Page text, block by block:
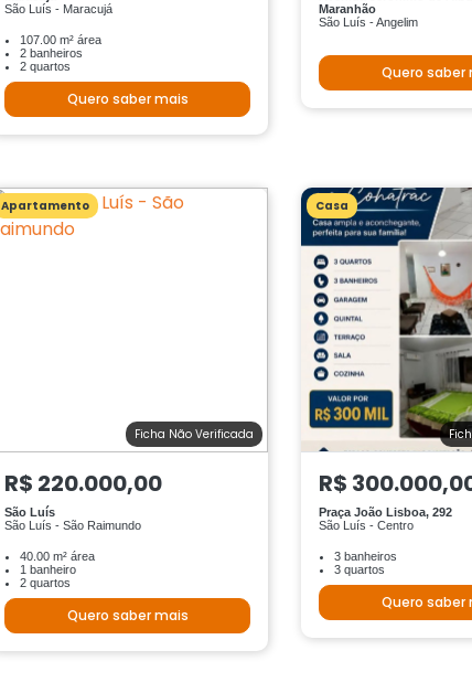
São Luís - Maracujá
107.00 m² área
2 banheiros
2 quartos
Quero saber mais
Maranhão
São Luís - Angelim
Quero saber
Apartamento
Ficha Não Verificada
R$ 220.000,00
São Luís
São Luís - São Raimundo
40.00 m² área
1 banheiro
2 quartos
Quero saber mais
Casa
R$
Praça João Lisboa, 292
São Luís - Centro
3 banheiros
3 quartos
Quero saber